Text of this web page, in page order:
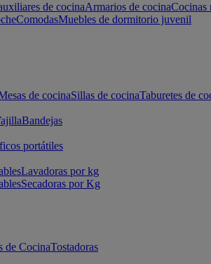
de cocinaArmarios de cocinaCocinas
ComodasMuebles de dormitorio juvenil
de cocinaSillas de cocinaTaburetes de
Bandejas
portátiles
Lavadoras por kg
Secadoras por Kg
de CocinaTostadoras